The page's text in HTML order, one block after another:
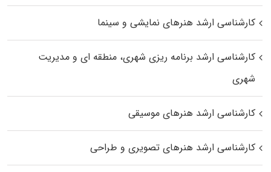
کارشناسی ارشد هنرهای نمایشی و سینما
کارشناسی ارشد برنامه ریزی شهری، منطقه‌ ای و مدیریت
شهری
کارشناسی ارشد هنرهای موسیقی
کارشناسی ارشد هنرهای تصویری و طراحی